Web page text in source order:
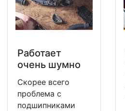
Работает
очень шумно
Скорее всего
проблема с
подшипниками